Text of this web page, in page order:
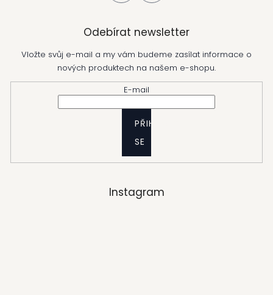
Odebírat newsletter
Vložte svůj e-mail a my vám budeme zasílat informace o
nových produktech na našem e-shopu.
E-mail
PŘIHLÁSIT
SE
Instagram